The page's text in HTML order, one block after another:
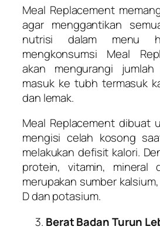
Meal Replacement
agar menggantikan
nutrisi dalam menu
mengkonsumsi Meal
akan mengurangi
masuk ke tubh termasuk
dan lemak.
Meal Replacement dibuat
mengisi celah kosong
melakukan defisit kalori.
protein, vitamin, mineral
merupakan sumber
D dan potasium.
Berat Badan Turun